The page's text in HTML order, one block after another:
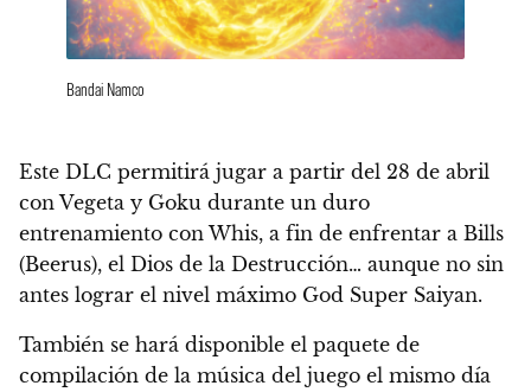
Bandai Namco
Este DLC permitirá jugar a partir del 28 de abril
con Vegeta y Goku durante un duro
entrenamiento con Whis, a fin de enfrentar a Bills
(Beerus), el Dios de la Destrucción… aunque no sin
antes lograr el nivel máximo God Super Saiyan.
También se hará disponible el paquete de
compilación de la música del juego el mismo día